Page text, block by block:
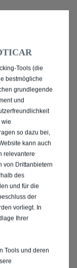
ALLE
IN
Tools (die
bestmögliche
grundlegende
und
wie
so dazu bei,
kann auch
relevantere
von Drittanbietern
des
und für die
der
vorliegt. In
Ihrer
Tools und deren